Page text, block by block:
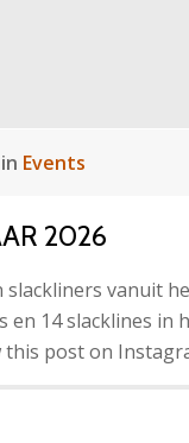
Events
2026
vanuit
en 14 slacklines in
post on